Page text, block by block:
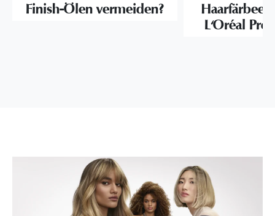
Finish-Ölen vermeiden?
L'Oréal